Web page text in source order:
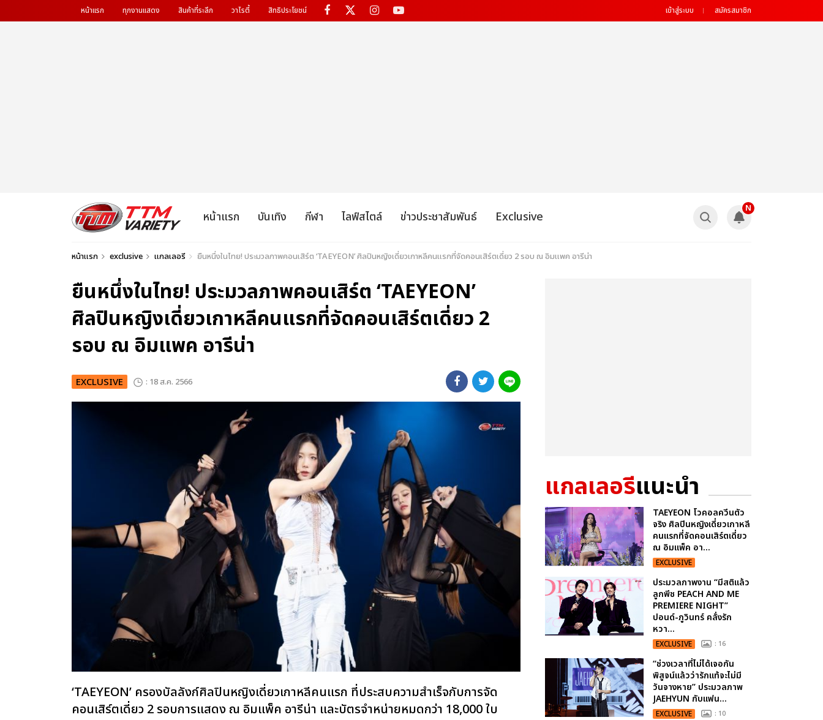
หน้าแรก ทุกงานแสดง สินค้าที่ระลึก วาไรตี้ สิทธิประโยชน์ เข้าสู่ระบบ สมัครสมาชิก
หน้าแรก บันเทิง กีฬา ไลฟ์สไตล์ ข่าวประชาสัมพันธ์ Exclusive
N
หน้าแรก exclusive แกลเลอรี ยืนหนึ่งในไทย! ประมวลภาพคอนเสิร์ต ‘TAEYEON’ ศิลปินหญิงเดี่ยวเกาหลีคนแรกที่จัดคอนเสิร์ตเดี่ยว 2 รอบ ณ อิมแพค อารีน่า
ยืนหนึ่งในไทย! ประมวลภาพคอนเสิร์ต ‘TAEYEON’
ศิลปินหญิงเดี่ยวเกาหลีคนแรกที่จัดคอนเสิร์ตเดี่ยว 2
รอบ ณ อิมแพค อารีน่า
EXCLUSIVE : 18 ส.ค. 2566
‘TAEYEON’ ครองบัลลังก์ศิลปินหญิงเดี่ยวเกาหลีคนแรก ที่ประสบความสำเร็จกับการจัด
คอนเสิร์ตเดี่ยว 2 รอบการแสดง ณ อิมแพ็ค อารีน่า และบัตรจำหน่ายหมดกว่า 18,000 ใบ
แกลเลอรีแนะนำ
TAEYEON โวคอลควีนตัว
จริง ศิลปินหญิงเดี่ยวเกาหลี
คนแรกที่จัดคอนเสิร์ตเดี่ยว
ณ อิมแพ็ค อา...
EXCLUSIVE
ประมวลภาพงาน “มีสติแล้ว
ลูกพีช PEACH AND ME
PREMIERE NIGHT”
ปอนด์-ภูวินทร์ คลั่งรัก
หวา...
EXCLUSIVE : 16
“ช่วงเวลาที่ไม่ได้เจอกัน
พิสูจน์แล้วว่ารักแท้จะไม่มี
วันจางหาย” ประมวลภาพ
JAEHYUN กับแฟน...
EXCLUSIVE : 10